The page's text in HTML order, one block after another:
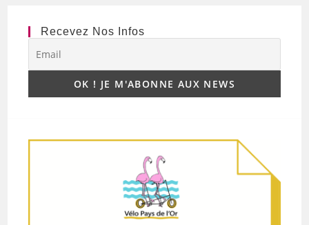
Recevez Nos Infos